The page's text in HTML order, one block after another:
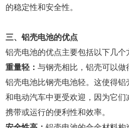
的稳定性和安全性。
三、铝壳电池的优点
铝壳电池的优点主要包括以下几个
重量轻：与钢壳相比，铝壳可以
铝壳电池比钢壳电池轻。这使得
和电动汽车中更受欢迎，因为它
携带或运行的便利性和效率。